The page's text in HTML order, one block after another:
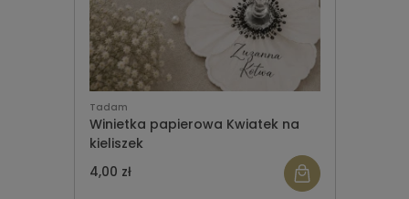
Tadam
Winietka papierowa Kwiatek na
kieliszek
4,00 zł